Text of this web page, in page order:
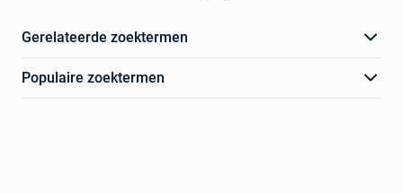
Gerelateerde zoektermen
Populaire zoektermen